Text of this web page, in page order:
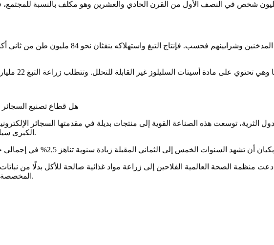
للتدخين تأثير على الكوكب أيضا، فهو لا يضر
هل قطاع تصنيع السجائر في
توسعت هذه الصناعة القوية إلى منتجات بديلة في مقدمتها السجائر
الكبرى سياسة الأسعار “العدوانية” وتنفق مبالغ هائلة لمحاربة تدابير مكافحة التبغ.
دعت منظمة الصحة العالمية الفلاحين إلى زراعة مواد غذائية صالحة للأكل بدلًا من
المخصصة لهذا النوع من المحاصيل في أفريقيا قد زادت بنحو 20% خلال 15 عاما.